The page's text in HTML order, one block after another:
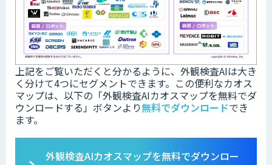
上記をご覧いただくと分かるように、外観検査AIは大き
く分けて4つにセグメントできます。この便利なカオス
マップは、以下の「外観検査AIカオスマップを無料でダ
ウンロードする」ボタンより無料でダウンロードでき
ます。
外観検査AIカオスマップを無料でダウンロー